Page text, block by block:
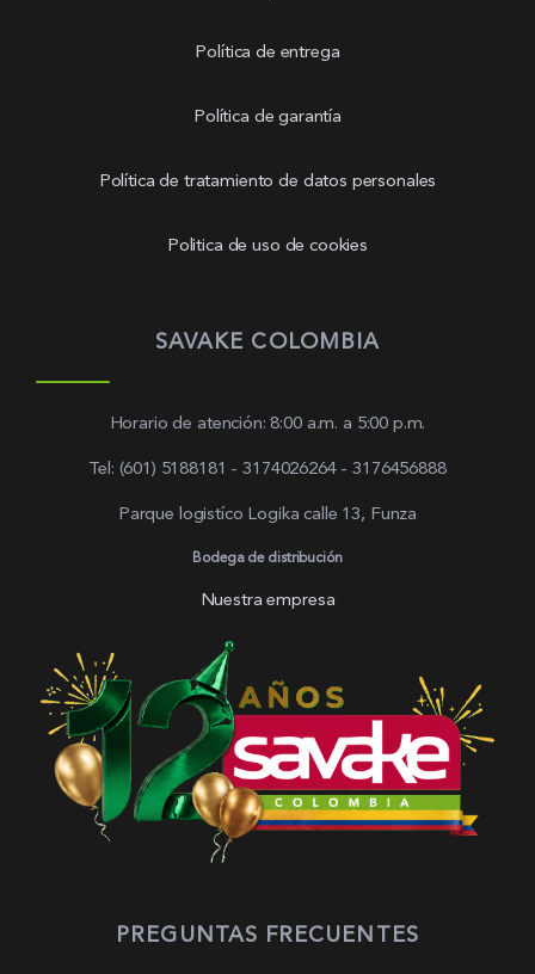
Política de entrega
Política de garantía
Política de tratamiento de datos personales
Politica de uso de cookies
SAVAKE COLOMBIA
Horario de atención: 8:00 a.m. a 5:00 p.m.
Tel: (601) 5188181 - 3174026264 - 3176456888
Parque logistíco Logika calle 13, Funza
Bodega de distribución
Nuestra empresa
PREGUNTAS FRECUENTES